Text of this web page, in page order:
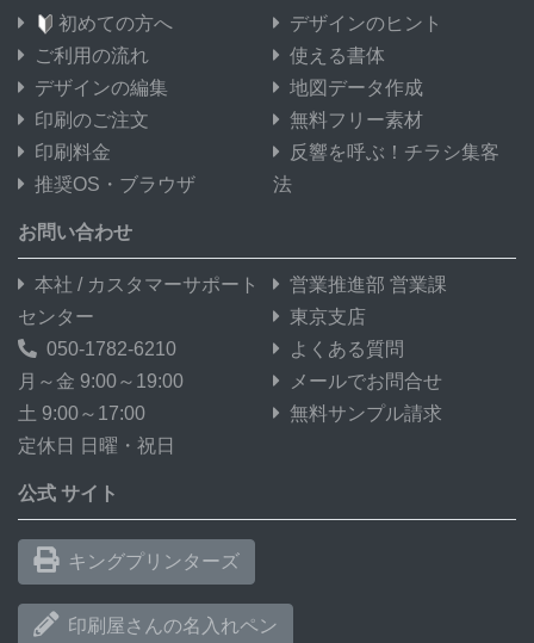
初めての方へ
ご利用の流れ
デザインの編集
印刷のご注文
印刷料金
推奨OS・ブラウザ
デザインのヒント
使える書体
地図データ作成
無料フリー素材
反響を呼ぶ！チラシ集客
法
お問い合わせ
本社 / カスタマーサポート
センター
050-1782-6210
月～金 9:00～19:00
土 9:00～17:00
定休日 日曜・祝日
営業推進部 営業課
東京支店
よくある質問
メールでお問合せ
無料サンプル請求
公式 サイト
キングプリンターズ
印刷屋さんの名入れペン